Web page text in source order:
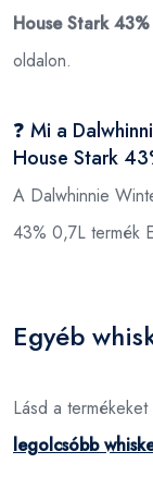
House Stark
oldalon.
❓ Mi a
House Stark
A Dalwhinnie
43% 0,7L termék
Egyéb
Lásd a
legolcsóbb